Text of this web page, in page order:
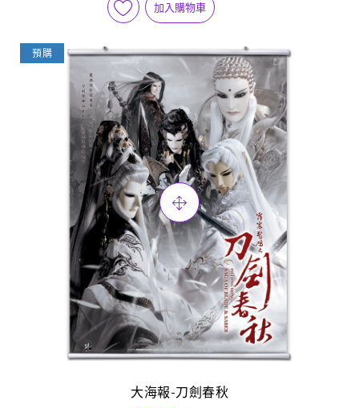
加入購物車
預購
大海報-刀劍春秋